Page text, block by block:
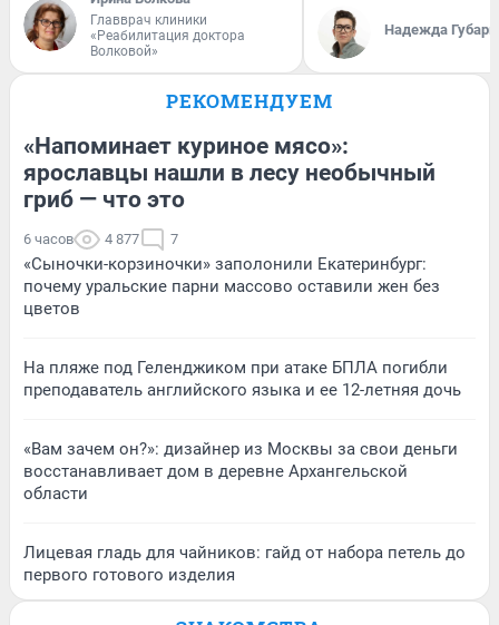
Главврач клиники
«Реабилитация доктора
Волковой»
Надежда Губарь
РЕКОМЕНДУЕМ
«Напоминает куриное мясо»:
ярославцы нашли в лесу необычный
гриб — что это
6 часов 4 877 7
«Сыночки-корзиночки» заполонили Екатеринбург:
почему уральские парни массово оставили жен без
цветов
На пляже под Геленджиком при атаке БПЛА погибли
преподаватель английского языка и ее 12-летняя дочь
«Вам зачем он?»: дизайнер из Москвы за свои деньги
восстанавливает дом в деревне Архангельской
области
Лицевая гладь для чайников: гайд от набора петель до
первого готового изделия